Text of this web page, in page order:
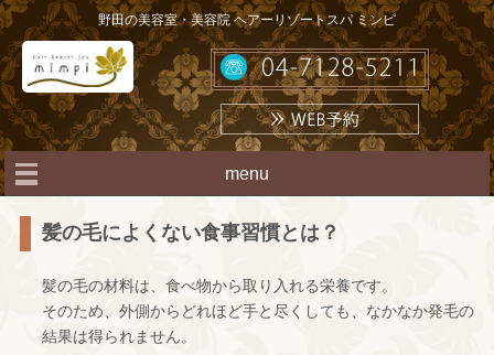
野田の美容室・美容院 ヘアーリゾートスパ ミンピ
menu
髪の毛によくない食事習慣とは？
髪の毛の材料は、食べ物から取り入れる栄養です。
そのため、外側からどれほど手と尽くしても、なかなか発毛の
結果は得られません。